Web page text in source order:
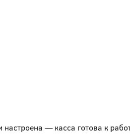
— касса готова к